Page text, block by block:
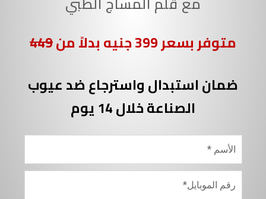
متوفر بسعر 399 جنيه بدلاً من
449
ضمان استبدال واسترجاع ضد عيوب
الصناعة خلال 14 يوم